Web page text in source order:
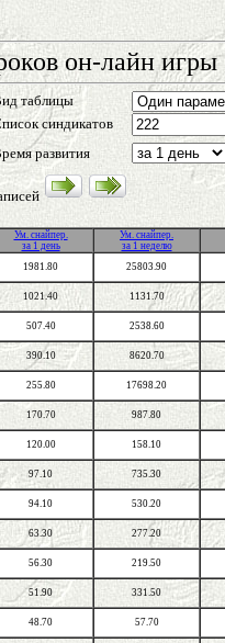
он-лайн
таблицы
синдикатов
развития
Ум. снайпер.
за 1 день
Ум. снайпер.
за 1 неделю
1981.80 25803.90
1021.40 1131.70
507.40 2538.60
390.10 8620.70
255.80 17698.20
170.70 987.80
120.00 158.10
97.10 735.30
94.10 530.20
63.30 277.20
56.30 219.50
51.90 331.50
48.70 57.70